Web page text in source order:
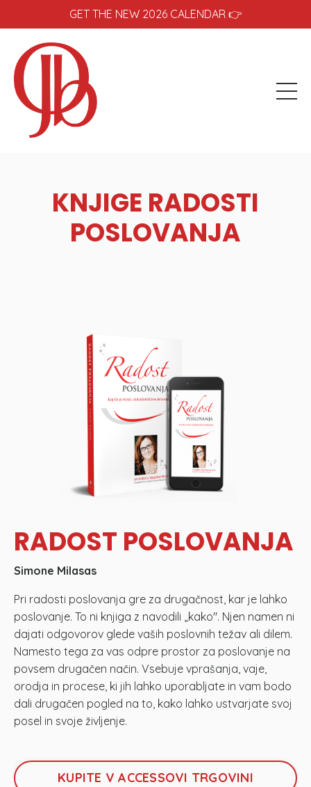
GET THE NEW 2026 CALENDAR 👉
KNJIGE RADOSTI
POSLOVANJA
RADOST POSLOVANJA
Simone Milasas
Pri radosti poslovanja gre za drugačnost, kar je lahko
poslovanje. To ni knjiga z navodili „kako". Njen namen ni
dajati odgovorov glede vaših poslovnih težav ali dilem.
Namesto tega za vas odpre prostor za poslovanje na
povsem drugačen način. Vsebuje vprašanja, vaje,
orodja in procese, ki jih lahko uporabljate in vam bodo
dali drugačen pogled na to, kako lahko ustvarjate svoj
posel in svoje življenje.
KUPITE V ACCESSOVI TRGOVINI